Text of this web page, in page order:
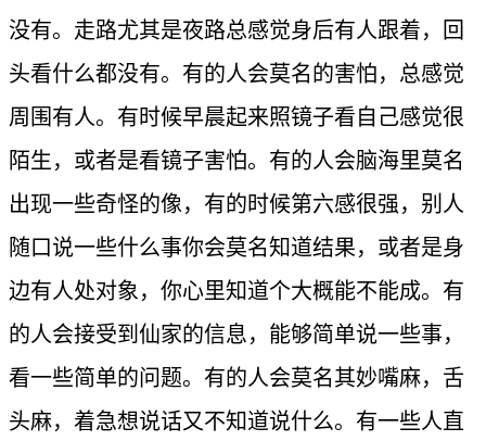
没有。走路尤其是夜路总感觉身后有人跟着，回
头看什么都没有。有的人会莫名的害怕，总感觉
周围有人。有时候早晨起来照镜子看自己感觉很
陌生，或者是看镜子害怕。有的人会脑海里莫名
出现一些奇怪的像，有的时候第六感很强，别人
随口说一些什么事你会莫名知道结果，或者是身
边有人处对象，你心里知道个大概能不能成。有
的人会接受到仙家的信息，能够简单说一些事，
看一些简单的问题。有的人会莫名其妙嘴麻，舌
头麻，着急想说话又不知道说什么。有一些人直